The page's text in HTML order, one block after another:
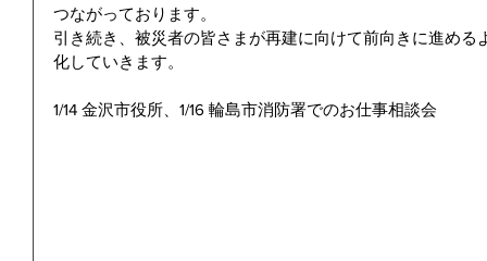
つながっております。
引き続き、被災者の皆さまが再建に向けて前向きに進める
化していきます。
1/14 金沢市役所、1/16 輪島市消防署でのお仕事相談会